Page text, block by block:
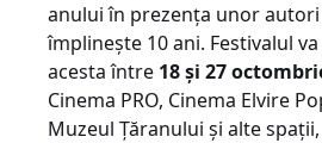
anului în prezența unor
împlinește 10 ani. Festivalul
acesta între 18 și 27
Cinema PRO, Cinema Elvire
Muzeul Țăranului și alte